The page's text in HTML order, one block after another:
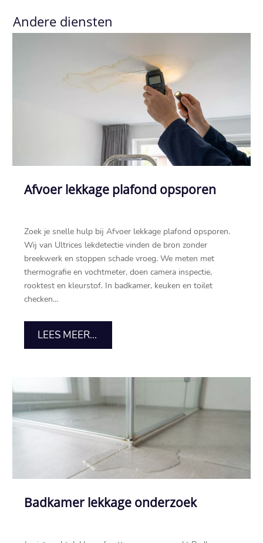
Andere diensten
Afvoer lekkage plafond opsporen
Zoek je snelle hulp bij Afvoer lekkage plafond opsporen.
Wij van Ultrices lekdetectie vinden de bron zonder
breekwerk en stoppen schade vroeg. We meten met
thermografie en vochtmeter, doen camera inspectie,
rooktest en kleurstof. In badkamer, keuken en toilet
checken...
LEES MEER...
Badkamer lekkage onderzoek